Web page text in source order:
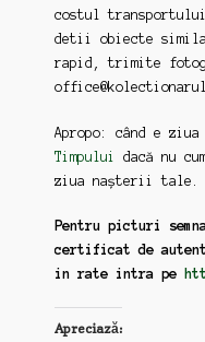
costul
detii obiecte
rapid, trimite
Apropo: când e
Timpului
dacă nu
ziua nașterii tale.
Pentru picturi
certificat de
in rate intra pe
Apreciază: